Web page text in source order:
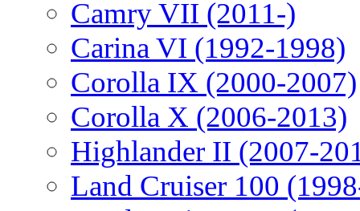
Camry VII (2011-)
Carina VI (1992-1998)
Corolla IX (2000-2007)
Corolla X (2006-2013)
Highlander II (2007-
Land Cruiser 100